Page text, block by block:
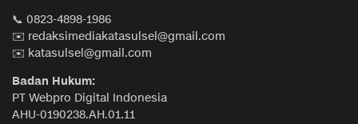
📞 0823-4898-1986
✉️ redaksimediakatasulsel@gmail.com
✉️ katasulsel@gmail.com
Badan Hukum:
PT Webpro Digital Indonesia
AHU-0190238.AH.01.11